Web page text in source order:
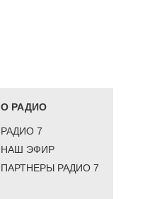
О РАДИО
РАДИО 7
НАШ ЭФИР
ПАРТНЕРЫ РАДИО 7